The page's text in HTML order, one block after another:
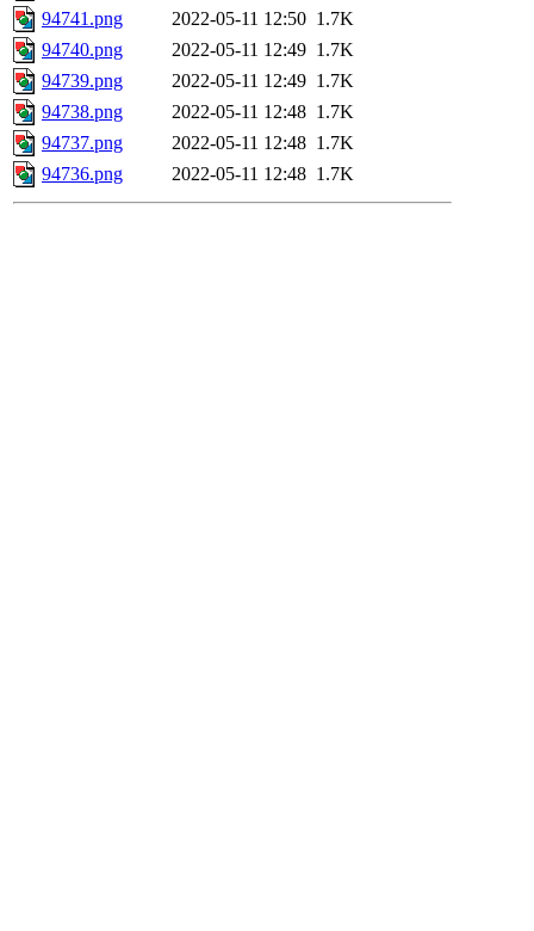
94741.png
2022-05-11 12:50 1.7K
94740.png
2022-05-11 12:49 1.7K
94739.png
2022-05-11 12:49 1.7K
94738.png
2022-05-11 12:48 1.7K
94737.png
2022-05-11 12:48 1.7K
94736.png
2022-05-11 12:48 1.7K